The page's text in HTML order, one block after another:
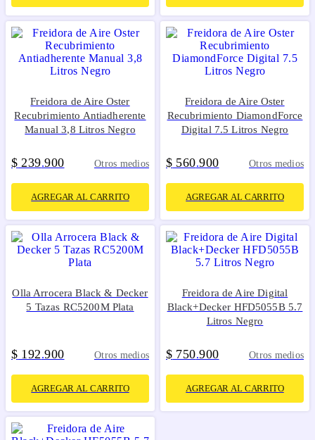
Freidora de Aire Oster
Recubrimiento Antiadherente
Manual 3,8 Litros Negro
$ 239.900 Otros medios
AGREGAR AL CARRITO
Freidora de Aire Oster
Recubrimiento DiamondForce
Digital 7.5 Litros Negro
$ 560.900 Otros medios
AGREGAR AL CARRITO
Olla Arrocera Black & Decker
5 Tazas RC5200M Plata
$ 192.900 Otros medios
AGREGAR AL CARRITO
Freidora de Aire Digital
Black+Decker HFD5055B 5.7
Litros Negro
$ 750.900 Otros medios
AGREGAR AL CARRITO